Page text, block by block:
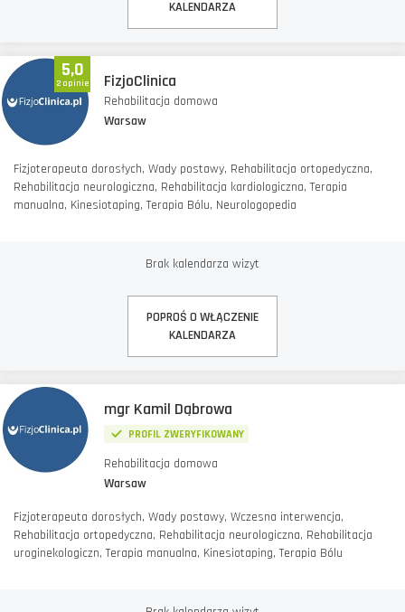
KALENDARZA
5,0
2 opinie FizjoClinica
Rehabilitacja domowa
Warsaw
Fizjoterapeuta dorosłych, Wady postawy, Rehabilitacja ortopedyczna,
Rehabilitacja neurologiczna, Rehabilitacja kardiologiczna, Terapia
manualna, Kinesiotaping, Terapia Bólu, Neurologopedia
Brak kalendarza wizyt
POPROŚ O WŁĄCZENIE
KALENDARZA
mgr Kamil Dąbrowa
PROFIL ZWERYFIKOWANY
Rehabilitacja domowa
Warsaw
Fizjoterapeuta dorosłych, Wady postawy, Wczesna interwencja,
Rehabilitacja ortopedyczna, Rehabilitacja neurologiczna, Rehabilitacja
uroginekologiczn, Terapia manualna, Kinesiotaping, Terapia Bólu